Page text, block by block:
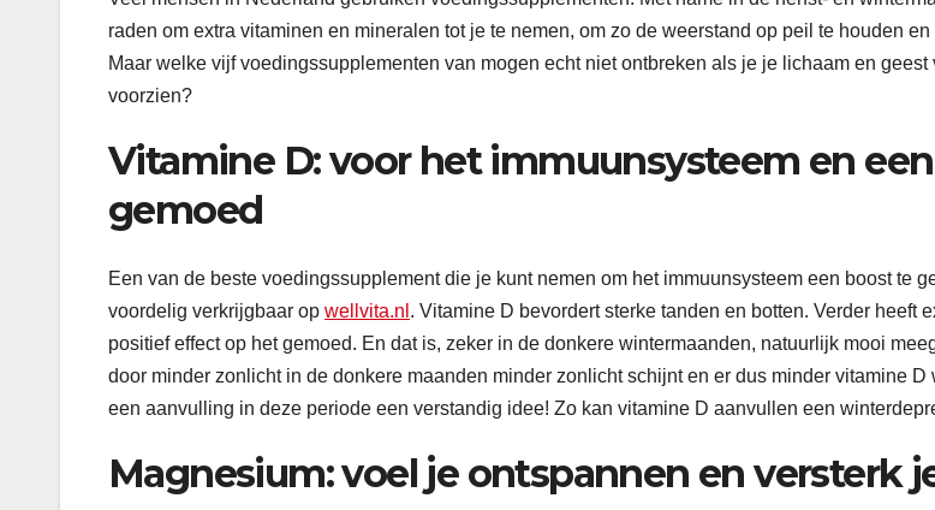
raden om extra vitaminen en mineralen tot je te nemen, om zo de weerstand op peil te houden
Maar welke vijf voedingssupplementen van mogen echt niet ontbreken als je je lichaam en
voorzien?
Vitamine D: voor het immuunsysteem en
gemoed
Een van de beste voedingssupplement die je kunt nemen om het immuunsysteem een boost te
voordelig verkrijgbaar op wellvita.nl . Vitamine D bevordert sterke tanden en botten. Verder heeft
positief effect op het gemoed. En dat is, zeker in de donkere wintermaanden, natuurlijk mooi
door minder zonlicht in de donkere maanden minder zonlicht schijnt en er dus minder vitamine D
een aanvulling in deze periode een verstandig idee! Zo kan vitamine D aanvullen een
Magnesium: voel je ontspannen en versterk